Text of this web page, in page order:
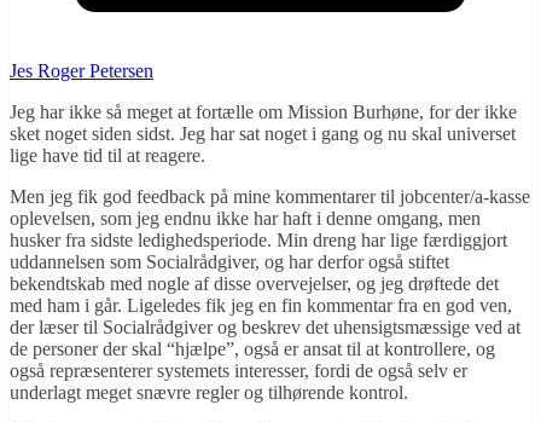
Jes Roger Petersen
Jeg har ikke så meget at fortælle om Mission Burhøne, for der ikke
sket noget siden sidst. Jeg har sat noget i gang og nu skal universet
lige have tid til at reagere.
Men jeg fik god feedback på mine kommentarer til jobcenter/a-kasse
oplevelsen, som jeg endnu ikke har haft i denne omgang, men
husker fra sidste ledighedsperiode. Min dreng har lige færdiggjort
uddannelsen som Socialrådgiver, og har derfor også stiftet
bekendtskab med nogle af disse overvejelser, og jeg drøftede det
med ham i går. Ligeledes fik jeg en fin kommentar fra en god ven,
der læser til Socialrådgiver og beskrev det uhensigtsmæssige ved at
de personer der skal “hjælpe”, også er ansat til at kontrollere, og
også repræsenterer systemets interesser, fordi de også selv er
underlagt meget snævre regler og tilhørende kontrol.